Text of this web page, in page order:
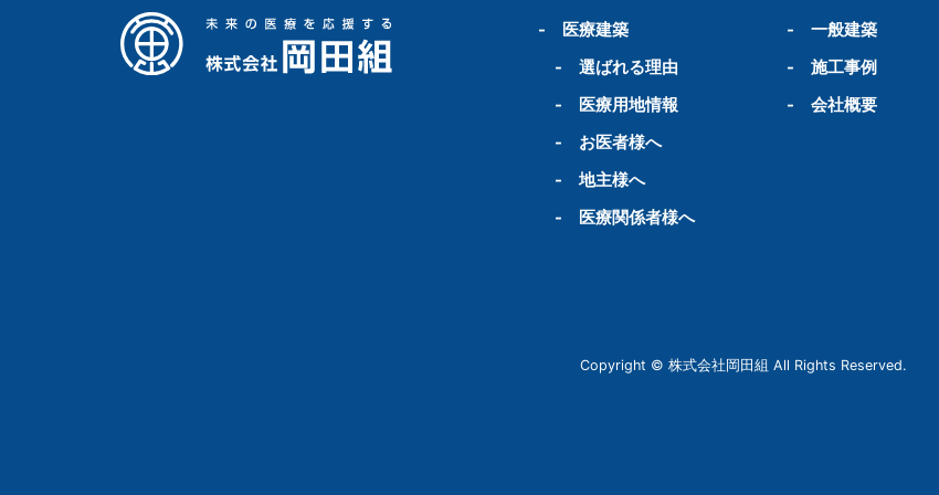
-
医療建築
- 選ばれる理由
-
医療用地情報
- お医者様へ
-地主様へ
-
医療関係者様へ
- 一般建築
- 施工事例
- 会社概要
Copyright © 株式会社岡田組 All Rights Reserved.